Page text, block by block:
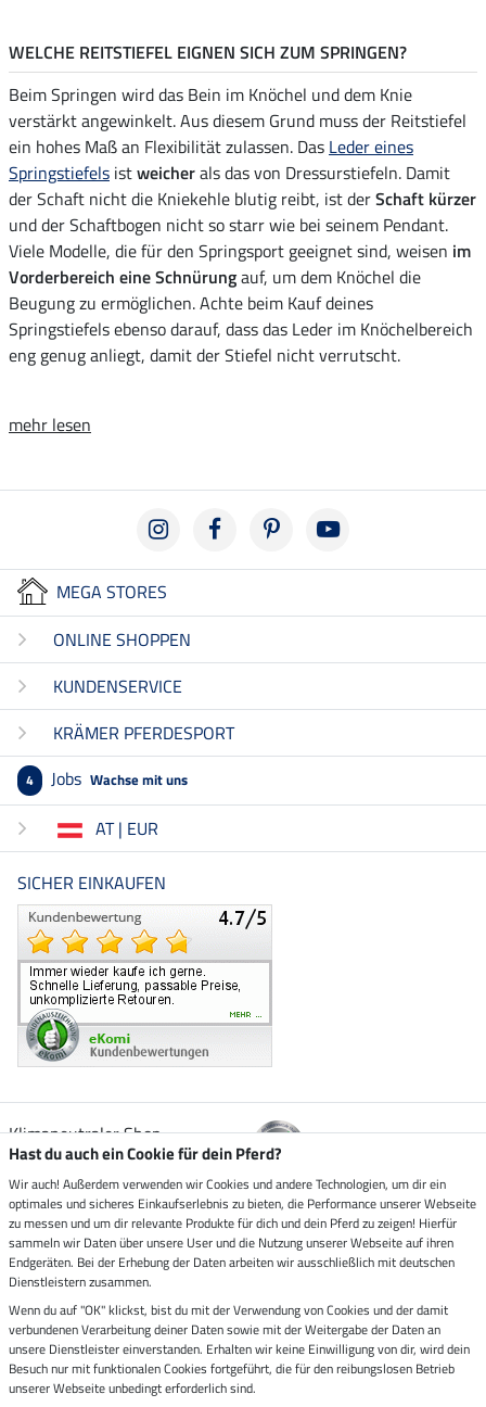
WELCHE REITSTIEFEL EIGNEN SICH ZUM SPRINGEN?
Beim Springen wird das Bein im Knöchel und dem Knie
verstärkt angewinkelt. Aus diesem Grund muss der Reitstiefel
ein hohes Maß an Flexibilität zulassen. Das Leder eines
Springstiefels istweicherals das von Dressurstiefeln. Damit
der Schaft nicht die Kniekehle blutig reibt, ist derSchaft kürzer
und der Schaftbogen nicht so starr wie bei seinem Pendant.
Viele Modelle, die für den Springsport geeignet sind, weisen im
Vorderbereich eine Schnürungauf, um dem Knöchel die
Beugung zu ermöglichen. Achte beim Kauf deines
Springstiefels ebenso darauf, dass das Leder im Knöchelbereich
eng genug anliegt, damit der Stiefel nicht verrutscht.
mehr lesen
MEGA STORES
ONLINE SHOPPEN
KUNDENSERVICE
KRÄMER PFERDESPORT
4 Jobs Wachse mit uns
AT | EUR
SICHER EINKAUFEN
Klimaneutraler Shop
Zustellung durch
Sicher bezahlen mit
Vorkasse
Impressum
Hast du auch ein Cookie für dein Pferd?
Wir auch! Außerdem verwenden wir Cookies und andere Technologien, um dir ein
optimales und sicheres Einkaufserlebnis zu bieten, die Performance unserer Webseite
zu messen und um dir relevante Produkte für dich und dein Pferd zu zeigen! Hierfür
sammeln wir Daten über unsere User und die Nutzung unserer Webseite auf ihren
Endgeräten. Bei der Erhebung der Daten arbeiten wir ausschließlich mit deutschen
Dienstleistern zusammen.
Wenn du auf "OK" klickst, bist du mit der Verwendung von Cookies und der damit
verbundenen Verarbeitung deiner Daten sowie mit der Weitergabe der Daten an
unsere Dienstleister einverstanden. Erhalten wir keine Einwilligung von dir, wird dein
Besuch nur mit funktionalen Cookies fortgeführt, die für den reibungslosen Betrieb
unserer Webseite unbedingt erforderlich sind.